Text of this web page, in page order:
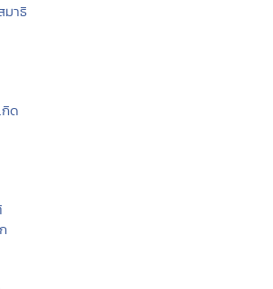
มาธิ
กิด